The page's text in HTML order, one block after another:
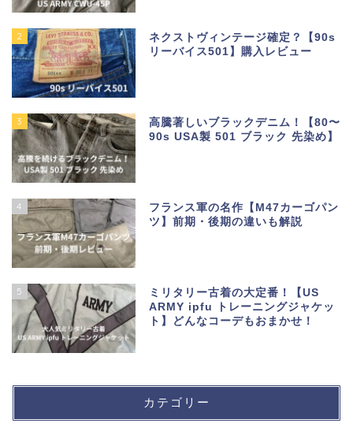
2
ネクストヴィンテージ確定？【90s
リーバイス501】購入レビュー
3
高騰著しいブラックデニム！【80〜
90s USA製 501 ブラック 先染め】
4
フランス軍の名作【M47カーゴパン
ツ】前期・後期の違いも解説
5
ミリタリー古着の大定番！【US
ARMY ipfu トレーニングジャケッ
ト】どんなコーデもおまかせ！
カテゴリー